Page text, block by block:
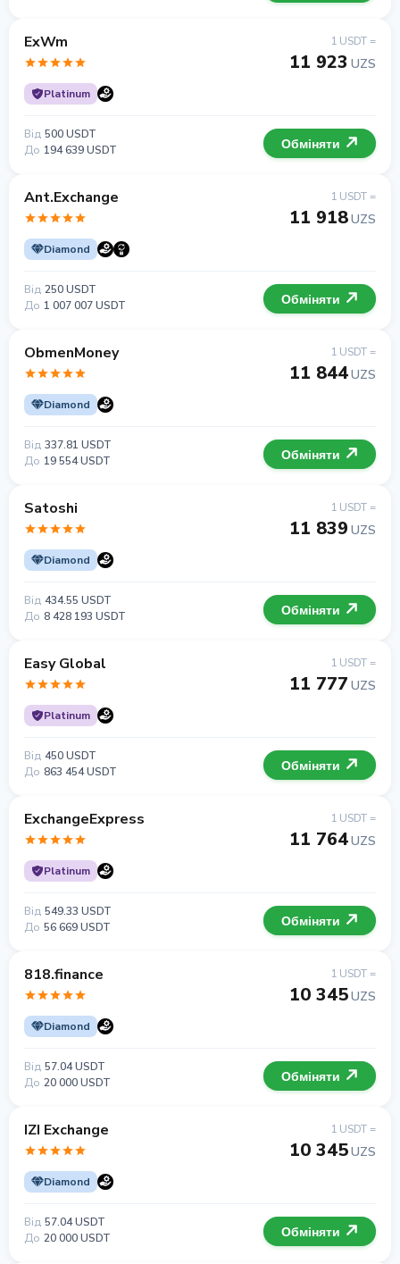
ExWm
Platinum
1 USDT =
11 923 UZS
Від 500 USDT
До 194 639 USDT Обміняти
Ant.Exchange
Diamond
1 USDT =
11 918UZS
Від 250 USDT
До 1 007 007 USDT Обміняти
ObmenMoney
Diamond
1 USDT =
11 844UZS
Від 337.81 USDT
До 19 554 USDT Обміняти
Satoshi
Diamond
1 USDT =
11 839 UZS
Від 434.55 USDT
До 8 428 193 USDT Обміняти
Easy Global
Platinum
1 USDT =
11 777 UZS
Від 450 USDT
До 863 454 USDT Обміняти
ExchangeExpress
Platinum
1 USDT =
11 764UZS
Від 549.33 USDT
До 56 669 USDT Обміняти
818.finance
Diamond
1 USDT =
10 345UZS
Від 57.04 USDT
До 20 000 USDT Обміняти
IZI Exchange
Diamond
1 USDT =
10 345UZS
Від 57.04 USDT
До 20 000 USDT Обміняти